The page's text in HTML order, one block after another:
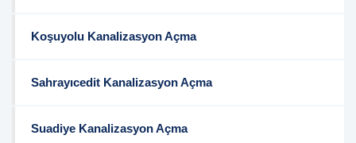
Koşuyolu Kanalizasyon Açma
Sahrayıcedit Kanalizasyon Açma
Suadiye Kanalizasyon Açma